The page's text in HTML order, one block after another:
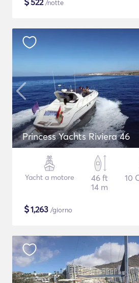
522/notte
Princess Yachts Riviera 46
Yacht a motore
46 ft
14 m
10
$1,263 /giorno